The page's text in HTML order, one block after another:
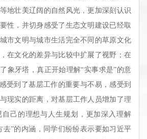
地壮美辽阔的自然风光，更加深刻认识
性，并切身感受了生态文明建设已经取
市文明与城市生活完全不同的草原文化
在文化的差异与比较中扩展了视野；在
象牙塔，真正开始理解“实事求是”的意
受到了基层工作的重要与不易，感受到
现实的距离，对基层工作人员增加了理
己的理想与人生规划，更加深入理解
去”的内涵，同学们纷纷表示要如习近平